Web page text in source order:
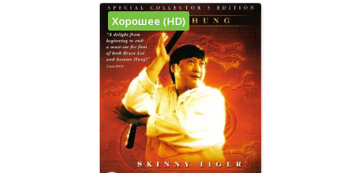
Хорошее (HD)